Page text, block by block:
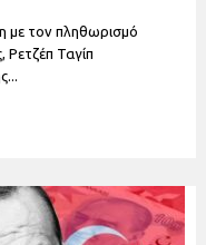
με τον πληθωρισμό
Ταγίπ